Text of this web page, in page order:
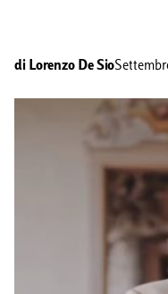
di Lorenzo De Sio